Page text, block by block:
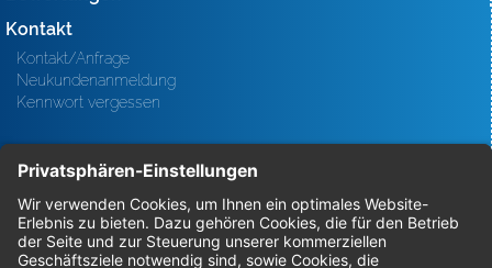
Kontakt
Kontakt/Anfrage
Neukundenanmeldung
Kennwort vergessen
Bestellungen